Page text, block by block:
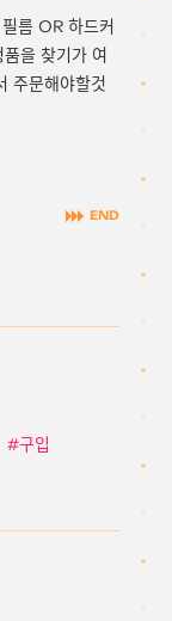
름 OR 하드커
을 찾기가 여
주문해야할것
구입